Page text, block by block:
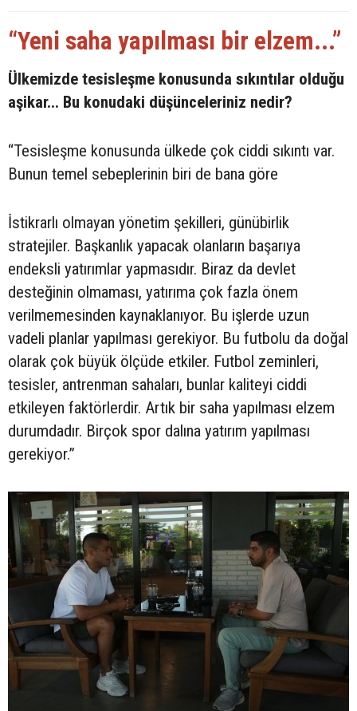
“Yeni saha yapılması bir elzem...”
Ülkemizde tesisleşme konusunda sıkıntılar olduğu
aşikar... Bu konudaki düşünceleriniz nedir?
“Tesisleşme konusunda ülkede çok ciddi sıkıntı var.
Bunun temel sebeplerinin biri de bana göre
İstikrarlı olmayan yönetim şekilleri, günübirlik
stratejiler. Başkanlık yapacak olanların başarıya
endeksli yatırımlar yapmasıdır. Biraz da devlet
desteğinin olmaması, yatırıma çok fazla önem
verilmemesinden kaynaklanıyor. Bu işlerde uzun
vadeli planlar yapılması gerekiyor. Bu futbolu da doğal
olarak çok büyük ölçüde etkiler. Futbol zeminleri,
tesisler, antrenman sahaları, bunlar kaliteyi ciddi
etkileyen faktörlerdir. Artık bir saha yapılması elzem
durumdadır. Birçok spor dalına yatırım yapılması
gerekiyor.”